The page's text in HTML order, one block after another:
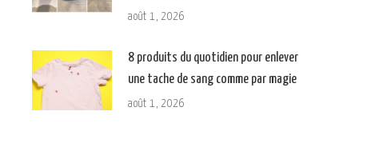
août 1, 2026
8 produits du quotidien pour enlever
une tache de sang comme par magie
août 1, 2026